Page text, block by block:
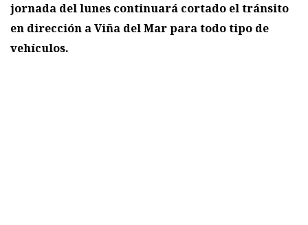
jornada del lunes continuará cortado el tránsito
en dirección a Viña del Mar para todo tipo de
vehículos.